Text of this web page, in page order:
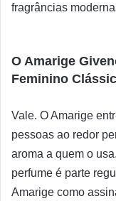
fragrâncias
O Amarige
Feminino
Vale. O Amarige
pessoas ao redor
aroma a quem o
perfume é parte
Amarige como